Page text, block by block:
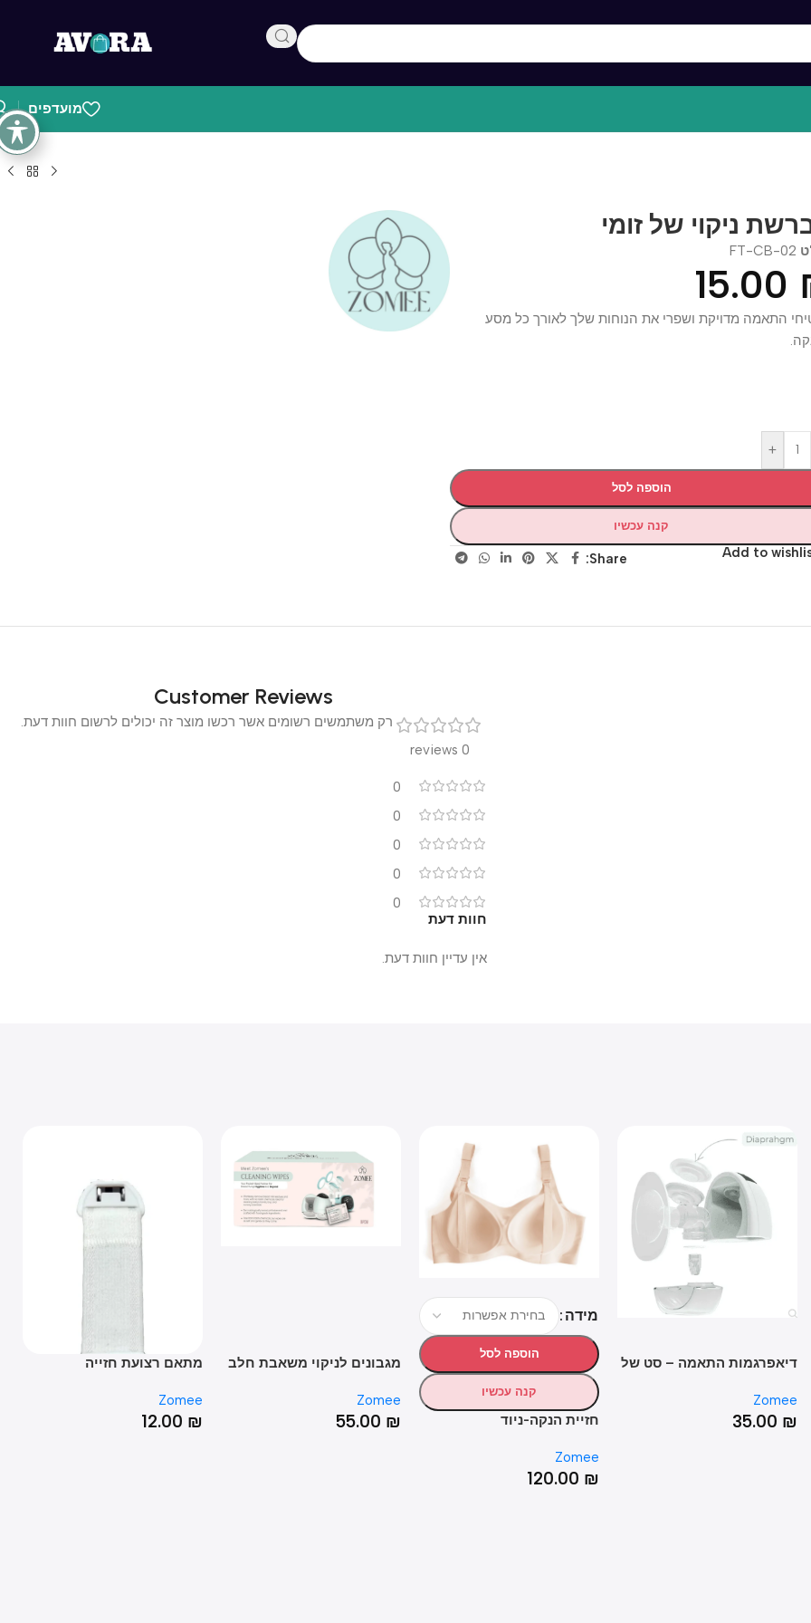
מועדפים
ניקוי של זומי
FT-CB-
התאמה מדויקת ושפרי את הנוחות שלך לאורך כל מסע
+
הוספה לסל
קנה עכשיו
Add to
Share:
Customer Reviews
0
0
0
0
0
חוות דעת
אין עדיין חוות דעת.
רק משתמשים רשומים אשר רכשו מוצר זה יכולים לרשום חוות דעת.
התאמה – סט של
35.00
מידה
הוספה לסל
קנה עכשיו
חזיית הנקה-ניוד
Zomee
120.00
מגבונים לניקוי משאבת חלב
(40 יחידות)
Zomee
55.00
מתאם רצועת חזייה
Zomee
12.00